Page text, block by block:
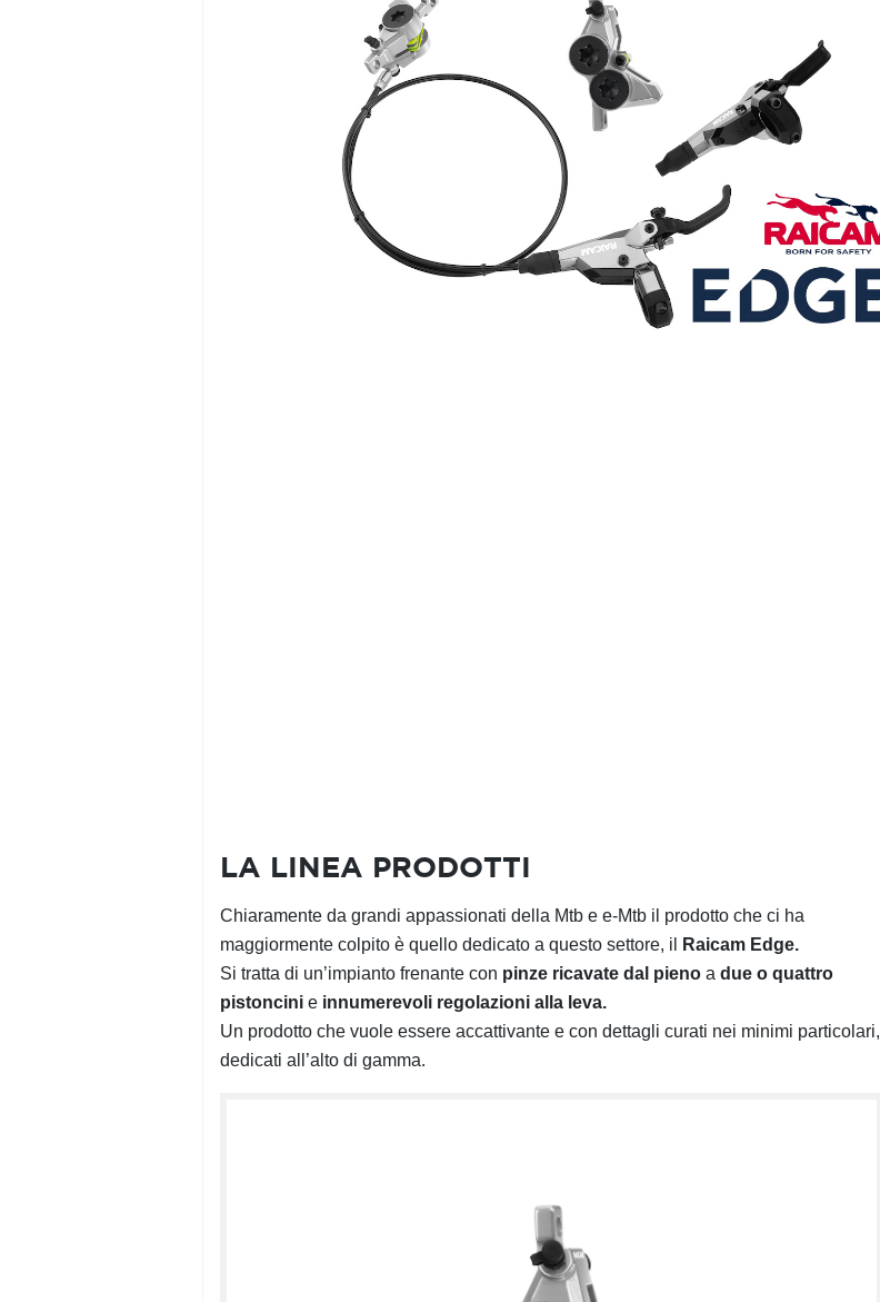
LA LINEA PRODOTTI
Chiaramente da grandi appassionati della Mtb e e-Mtb il prodotto che ci ha
maggiormente colpito è quello dedicato a questo settore, il
Raicam Edge.
Si tratta di un’impianto frenante con pinze ricavate dal pieno a due o quattro
pistoncini e innumerevoli regolazioni alla leva.
Un prodotto che vuole essere accattivante e con dettagli curati nei minimi particolari,
dedicati all’alto di gamma.